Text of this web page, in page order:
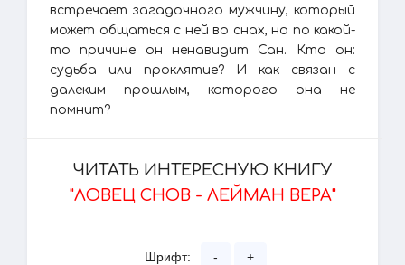
встречает загадочного мужчину, который
может общаться с ней во снах, но по какой-
то причине он ненавидит Сан. Кто он:
судьба или проклятие? И как связан с
далеким прошлым, которого она не
помнит?
ЧИТАТЬ ИНТЕРЕСНУЮ КНИГУ
"ЛОВЕЦ СНОВ - ЛЕЙМАН ВЕРА"
Шрифт: - +